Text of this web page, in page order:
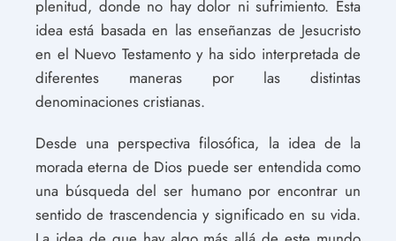
plenitud, donde no hay dolor ni sufrimiento. Esta
idea está basada en las enseñanzas de Jesucristo
en el Nuevo Testamento y ha sido interpretada de
diferentes maneras por las distintas
denominaciones cristianas.
Desde una perspectiva filosófica, la idea de la
morada eterna de Dios puede ser entendida como
una búsqueda del ser humano por encontrar un
sentido de trascendencia y significado en su vida.